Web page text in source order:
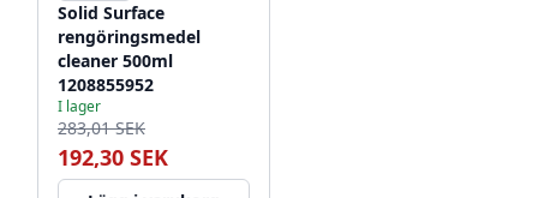
Solid Surface
rengöringsmedel
cleaner 500ml
1208855952
I lager
283,01 SEK
192,30 SEK